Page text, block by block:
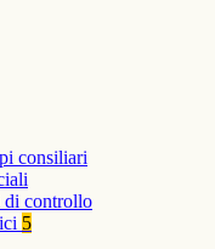
consiliari
di controllo
5